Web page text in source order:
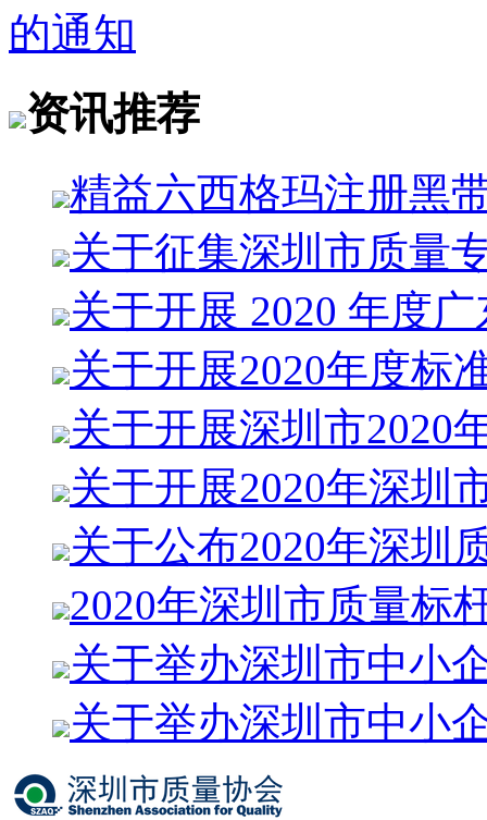
的通知
资讯推荐
精益六西格玛注册黑
关于征集深圳市质量
关于开展 2020 年度
关于开展2020年度标
关于开展深圳市2020
关于开展2020年深圳
关于公布2020年深圳
2020年深圳市质量标
关于举办深圳市中小
关于举办深圳市中小